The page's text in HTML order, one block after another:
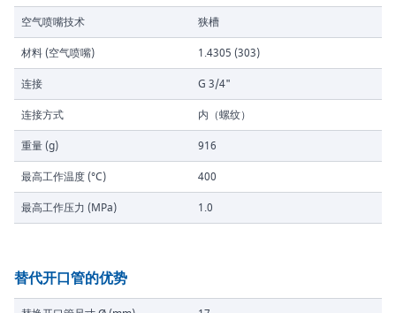
空气喷嘴技术
狭槽
材料 (空气喷嘴)
1.4305 (303)
连接
G 3/4"
连接方式
内（螺纹）
重量 (g)
916
最高工作温度 (°C)
400
最高工作压力 (MPa)
1.0
替代开口管的优势